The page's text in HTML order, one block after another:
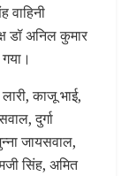
वाहिनी
डॉ अनिल कुमार
काजू भाई,
दुर्गा
जायसवाल,
सिंह, अमित